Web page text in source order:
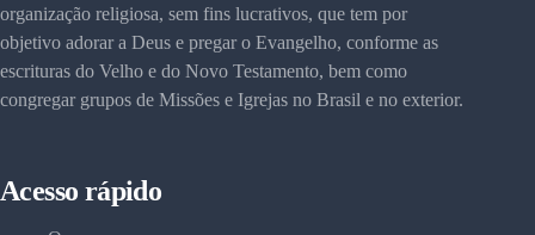
organização religiosa, sem fins lucrativos, que tem por
objetivo adorar a Deus e pregar o Evangelho, conforme as
escrituras do Velho e do Novo Testamento, bem como
congregar grupos de Missões e Igrejas no Brasil e no exterior.
Acesso rápido